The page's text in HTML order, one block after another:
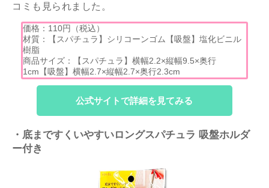
コミも見られました。
価格：110円（税込）
材質：【スパチュラ】シリコーンゴム【吸盤】塩化ビニル
樹脂
商品サイズ：【スパチュラ】横幅2.2×縦幅9.5×奥行
1cm【吸盤】横幅2.7×縦幅2.7×奥行2.3cm
公式サイトで詳細を見てみる
・底まですくいやすいロングスパチュラ 吸盤ホルダ
ー付き